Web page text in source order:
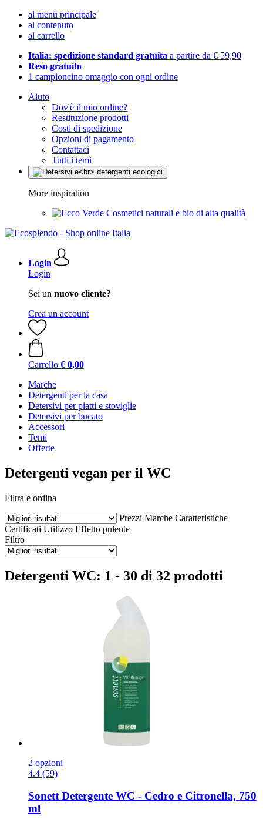
al menù principale
al contenuto
al carrello
Italia: spedizione standard gratuita a partire da € 59,90
Reso gratuito
1 campioncino omaggio con ogni ordine
Aiuto
Dov'è il mio ordine?
Restituzione prodotti
Costi di spedizione
Opzioni di pagamento
Contattaci
Tutti i temi
More inspiration
Cosmetici naturali e bio di alta qualità
Login
Login
Sei un nuovo cliente?
Crea un account
Carrello € 0,00
Marche
Detergenti per la casa
Detersivi per piatti e stoviglie
Detersivi per bucato
Accessori
Temi
Offerte
Detergenti vegan per il WC
Filtra e ordina
Prezzi Marche Caratteristiche
Certificati Utilizzo Effetto pulente
Filtro
Detergenti WC: 1 - 30 di 32 prodotti
2 opzioni
4.4 (59)
SonettDetergente WC -​ Cedro e Citronella, 750
ml